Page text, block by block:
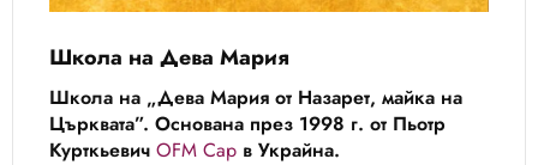
Школа на Дева Мария
Школа на „Дева Мария от Назарет, майка на
Църквата”. Основана през 1998 г. от Пьотр
Курткьевич OFM Cap в Украйна.